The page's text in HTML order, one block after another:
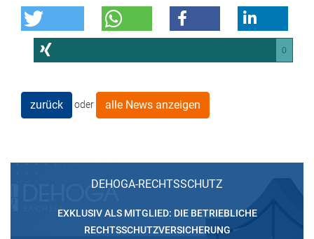
0
zurück oder alle News anzeigen
DEHOGA-RECHTSSCHUTZ
EXKLUSIV ALS MITGLIED: DIE BETRIEBLICHE
RECHTSSCHUTZVERSICHERUNG